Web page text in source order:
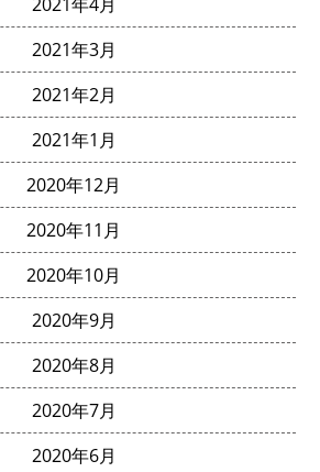
2021年3月
2021年2月
2021年1月
2020年12月
2020年11月
2020年10月
2020年9月
2020年8月
2020年7月
2020年6月